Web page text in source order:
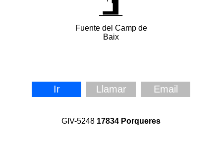
Fuente del Camp de
Baix
Ir Llamar Email
GIV-5248 17834 Porqueres